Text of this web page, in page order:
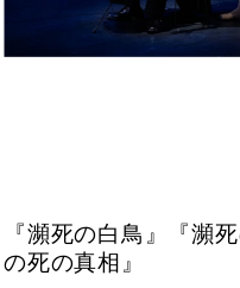
『瀕死の白鳥』『瀕
の死の真相』